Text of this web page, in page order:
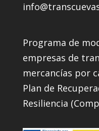
Programa de
empresas de
mercancías por
Plan de
Resiliencia